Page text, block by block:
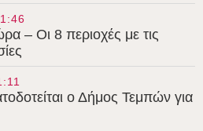
– Οι 8 περιοχές με τις
ο Δήμος Τεμπών για